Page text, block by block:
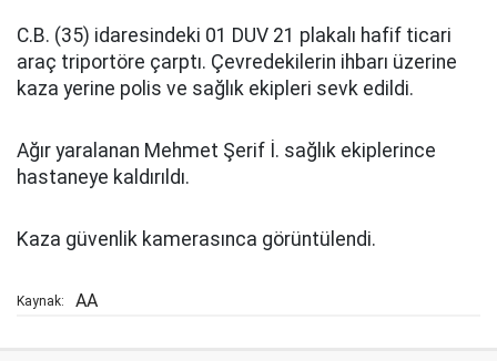
C.B. (35) idaresindeki 01 DUV 21 plakalı hafif ticari
araç triportöre çarptı. Çevredekilerin ihbarı üzerine
kaza yerine polis ve sağlık ekipleri sevk edildi.
Ağır yaralanan Mehmet Şerif İ. sağlık ekiplerince
hastaneye kaldırıldı.
Kaza güvenlik kamerasınca görüntülendi.
Kaynak: AA